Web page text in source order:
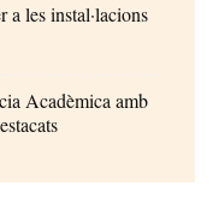
les instal·lacions
Acadèmica amb